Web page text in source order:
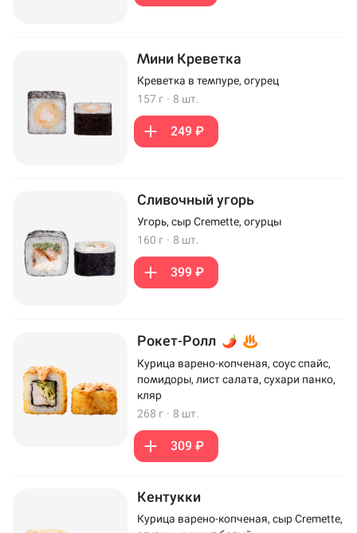
Мини Креветка
Креветка в темпуре, огурец
157 г · 8 шт.
249 ₽
Сливочный угорь
Угорь, сыр Cremette, огурцы
160 г · 8 шт.
399 ₽
Рокет-Ролл
Курица варено-копченая, соус спайс,
помидоры, лист салата, сухари панко,
кляр
268 г · 8 шт.
309 ₽
Кентукки
Курица варено-копченая, сыр Cremette,